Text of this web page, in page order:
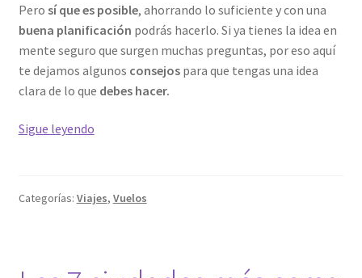
Pero sí que es posible, ahorrando lo suficiente y con una
buena planificación podrás hacerlo. Si ya tienes la idea en
mente seguro que surgen muchas preguntas, por eso aquí
te dejamos algunos consejospara que tengas una idea
clara de lo que debes hacer.
Sigue leyendoCómo
de
mundo
Categorías: Viajes, Vuelos